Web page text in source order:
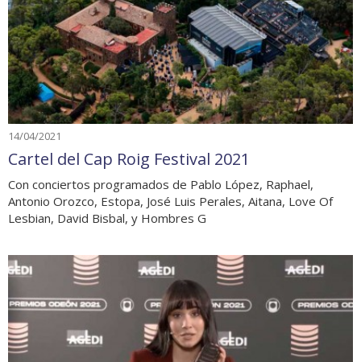
14/04/2021
Cartel del Cap Roig Festival 2021
Con conciertos programados de Pablo López, Raphael,
Antonio Orozco, Estopa, José Luis Perales, Aitana, Love Of
Lesbian, David Bisbal, y Hombres G